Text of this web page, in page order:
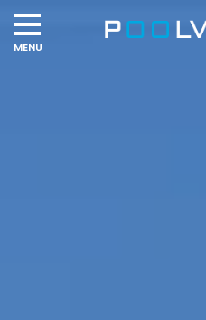
Navigation
menu